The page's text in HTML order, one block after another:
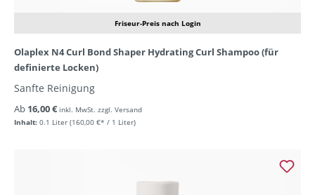
Friseur-Preis nach Login
Olaplex N4 Curl Bond Shaper Hydrating Curl Shampoo (für
definierte Locken)
Sanfte Reinigung
Inhalt: 0.1 Liter (160,00 €* / 1 Liter)
Ab 16,00 € inkl. MwSt. zzgl. Versand